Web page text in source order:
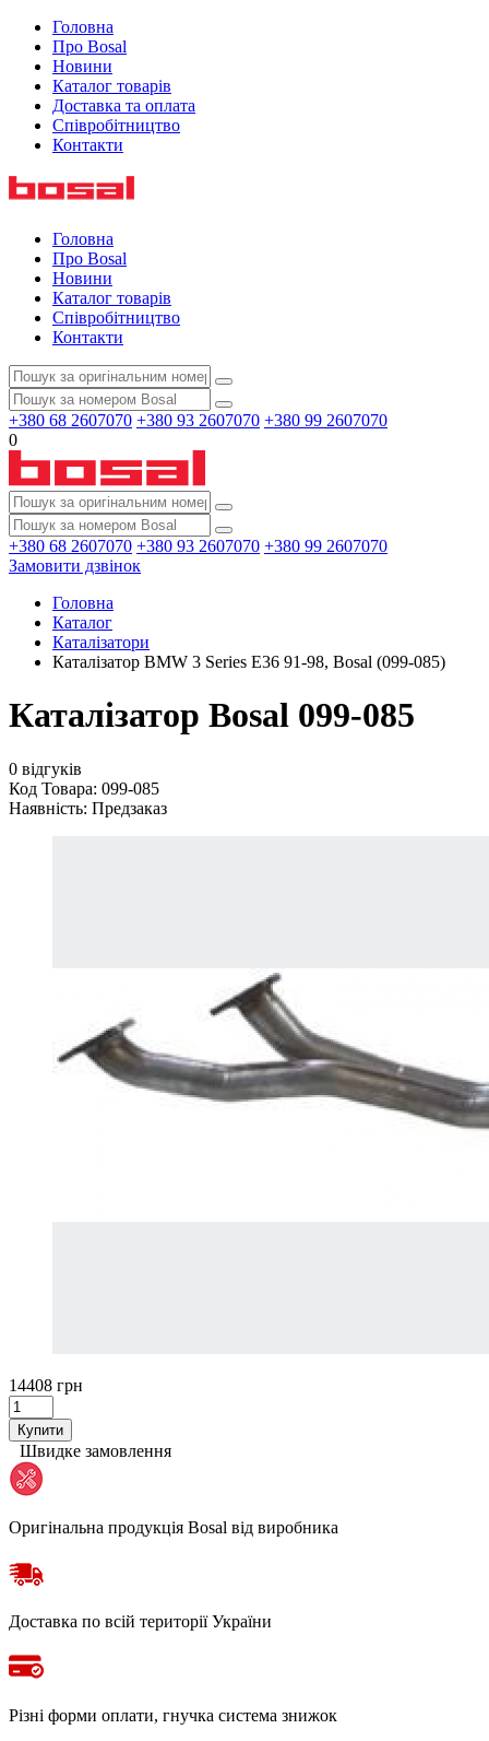
Головна
Про Bosal
Новини
Каталог товарів
Доставка та оплата
Співробітництво
Контакти
Головна
Про Bosal
Новини
Каталог товарів
Співробітництво
Контакти
+380 68 2607070 +380 93 2607070 +380 99 2607070
0
+380 68 2607070 +380 93 2607070 +380 99 2607070
Замовити дзвінок
Головна
Каталог
Каталізатори
Каталізатор BMW 3 Series E36 91-98, Bosal (099-085)
Каталізатор Bosal 099-085
0 відгуків
Код Товара: 099-085
Наявність: Предзаказ
14408 грн
Купити
Швидке замовлення
Оригінальна продукція Bosal від виробника
Доставка по всій території України
Різні форми оплати, гнучка система знижок